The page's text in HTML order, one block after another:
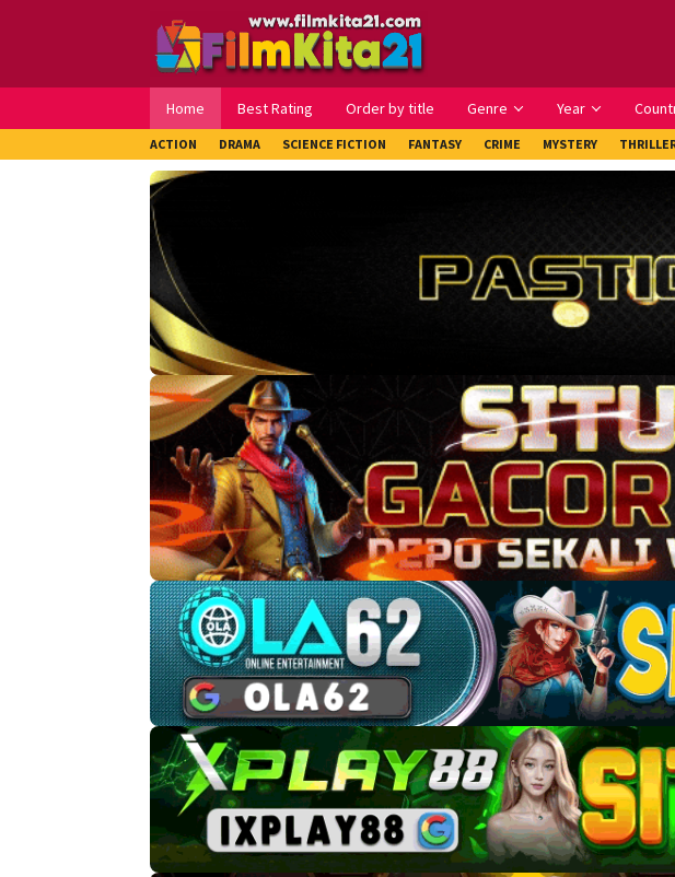
Home Best Rating Order by title Genre Year
ACTION DRAMA SCIENCE FICTION FANTASY CRIME MYSTERY